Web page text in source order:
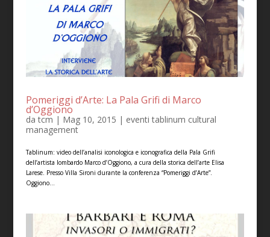
Pomeriggi d’Arte: La Pala Grifi di Marco
d’Oggiono
datcm | Mag 10, 2015 | eventi tablinum cultural
management
Tablinum: video dell’analisi iconologica e iconografica della Pala Grifi
dell’artista lombardo Marco d’Oggiono, a cura della storica dell’arte Elisa
Larese. Presso Villa Sironi durante la conferenza “Pomeriggi d’Arte”.
Oggiono...